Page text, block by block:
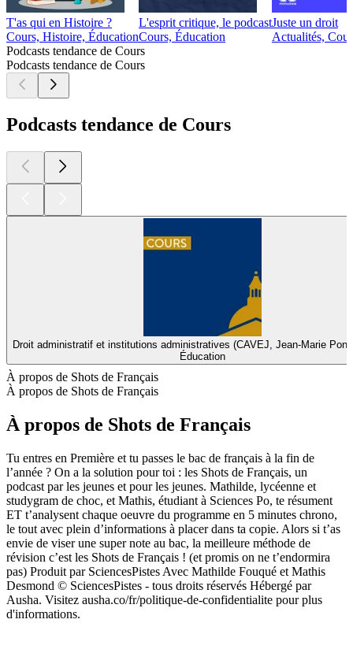
T'as qui en Histoire ?
Cours, Histoire, Éducation
L'esprit critique, le podcast
Cours, Éducation
Juste un droit
Actualités,
Podcasts tendance de Cours
Podcasts tendance de Cours
Podcasts tendance de Cours
Droit administratif et institutions administratives (CAVEJ, Jean-Marie
Éducation
À propos de Shots de Français
À propos de Shots de Français
À propos de Shots de Français
Tu entres en Première et tu passes le bac de français à la fin de
l’année ? On a la solution pour toi : les Shots de Français, un
podcast par les jeunes et pour les jeunes. Mathilde, lycéenne et
studygram de choc, et Mathis, étudiant à Sciences Po, te résument
ET t’analysent chaque oeuvre du programme en 5 minutes chrono,
le tout avec plein d’informations à placer dans ta copie. Alors si t’as
envie de viser une super note au bac, la meilleure méthode de
révision c’est les Shots de Français ! (et promis on ne t’endormira
pas) Produit par SciencesPistes Avec Mathilde Fouqué et Mathis
Desmond © SciencesPistes - tous droits réservés Hébergé par
Ausha. Visitez ausha.co/fr/politique-de-confidentialite pour plus
d'informations.